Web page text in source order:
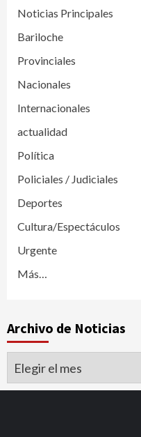
Noticias Principales
Bariloche
Provinciales
Nacionales
Internacionales
actualidad
Política
Policiales / Judiciales
Deportes
Cultura/Espectáculos
Urgente
Más…
Archivo de Noticias
Archivo
de